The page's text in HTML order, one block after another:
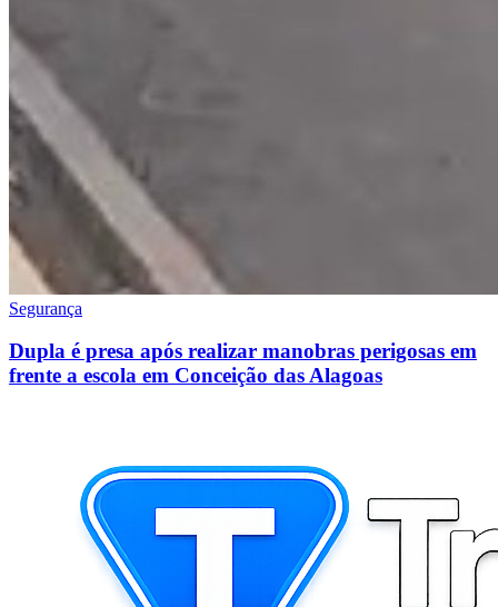
Segurança
Dupla é presa após realizar manobras perigosas em
frente a escola em Conceição das Alagoas